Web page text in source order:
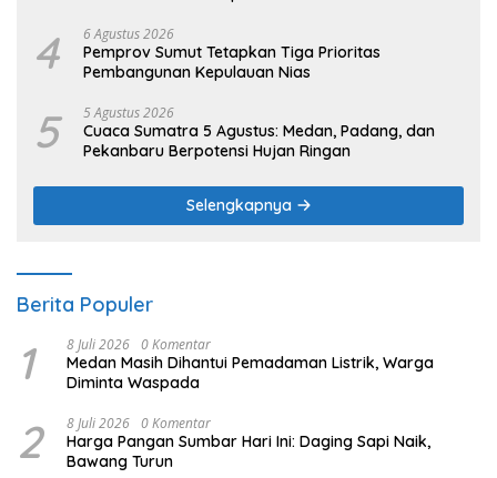
4 6 Agustus 2026
Pemprov Sumut Tetapkan Tiga Prioritas
Pembangunan Kepulauan Nias
5 5 Agustus 2026
Cuaca Sumatra 5 Agustus: Medan, Padang, dan
Pekanbaru Berpotensi Hujan Ringan
Selengkapnya
Berita Populer
1 8 Juli 2026 0 Komentar
Medan Masih Dihantui Pemadaman Listrik, Warga
Diminta Waspada
2 8 Juli 2026 0 Komentar
Harga Pangan Sumbar Hari Ini: Daging Sapi Naik,
Bawang Turun